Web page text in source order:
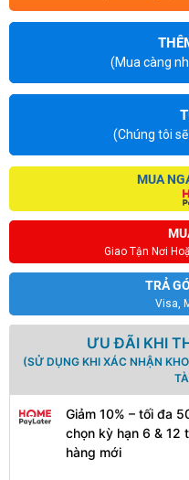
(Mua càng
(Chúng tôi
Giao Tận Nơi
TRẢ
Visa,
MUA
ƯU ĐÃI KHI
(SỬ DỤNG KHI XÁC NHẬN
Giảm 10% – tối đa
chọn kỳ hạn 6 & 12
hàng mới